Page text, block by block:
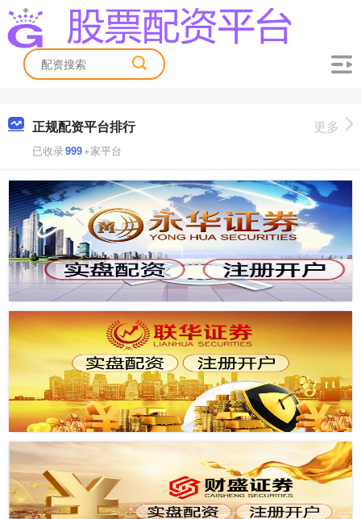
正规配资平台排行
已收录999+家平台
更多